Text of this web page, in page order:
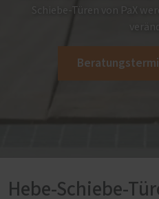
Schiebe-Türen von PaX
Hebe-Schiebe-